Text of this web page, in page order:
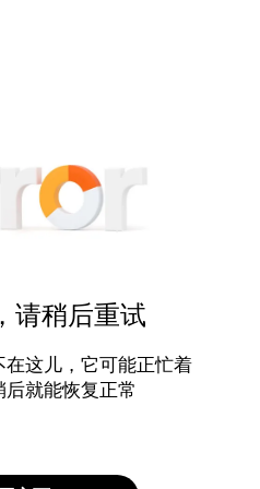
请稍后重试
这儿，它可能正忙着
后就能恢复正常